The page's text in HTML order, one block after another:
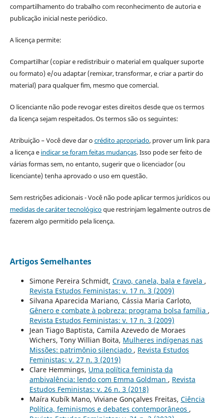
compartilhamento do trabalho com reconhecimento de autoria e
publicação inicial neste periódico.
A licença permite:
Compartilhar (copiar e redistribuir o material em qualquer suporte
ou formato) e/ou adaptar (remixar, transformar, e criar a partir do
material) para qualquer fim, mesmo que comercial.
O licenciante não pode revogar estes direitos desde que os termos
da licença sejam respeitados. Os termos são os seguintes:
Atribuição – Você deve dar ocrédito apropriado, prover um link para
a licença e indicar se foram feitas mudanças. Isso pode ser feito de
várias formas sem, no entanto, sugerir que o licenciador (ou
licenciante) tenha aprovado o uso em questão.
Sem restrições adicionais - Você não pode aplicar termos jurídicos ou
medidas de caráter tecnológicoque restrinjam legalmente outros de
fazerem algo permitido pela licença.
Artigos Semelhantes
Simone Pereira Schmidt, Cravo, canela, bala e favela ,
Revista Estudos Feministas: v. 17 n. 3 (2009)
Silvana Aparecida Mariano, Cássia Maria Carloto,
Gênero e combate à pobreza: programa bolsa família ,
Revista Estudos Feministas: v. 17 n. 3 (2009)
Jean Tiago Baptista, Camila Azevedo de Moraes
Wichers, Tony Willian Boita, Mulheres indígenas nas
Missões: patrimônio silenciado , Revista Estudos
Feministas: v. 27 n. 3 (2019)
Clare Hemmings, Uma política feminista da
ambivalência: lendo com Emma Goldman , Revista
Estudos Feministas: v. 26 n. 3 (2018)
Maíra Kubík Mano, Viviane Gonçalves Freitas, Ciência
Política, feminismos e debates contemporâneos ,